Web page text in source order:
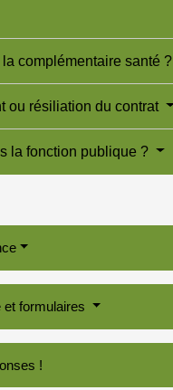
complémentaire santé ?
ou résiliation du contrat
la fonction publique ?
et formulaires
!